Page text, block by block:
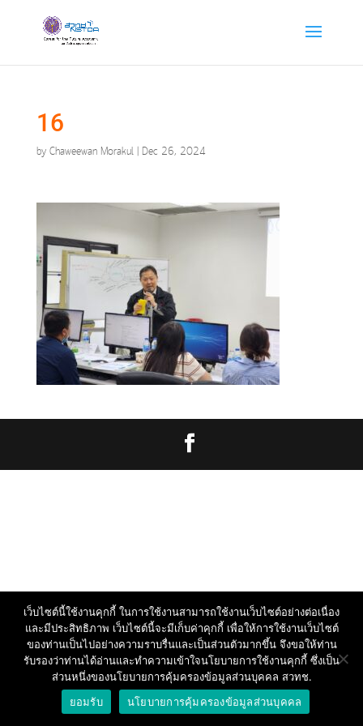
16
by Chaweewan Morakul| Dec 26, 2024
เว็บไซต์นี้ใช้งานคุกกี้ ในการใช้งานสามารถใช้งานเว็บไซต์อย่างต่อเนื่อง
และมีประสิทธิภาพ เว็บไซต์นี้จะมีเก็บค่าคุกกี้ เพื่อให้การใช้งานเว็บไซต์
ของท่านเป็นไปอย่างความราบรื่นและเป็นส่วนตัวมากขึ้น จึงขอให้ท่าน
รับรองว่าท่านได้อ่านและทำความเข้าใจนโยบายการใช้งานคุกกี้ ซึ่งเป็น
ส่วนหนึ่งของนโยบายการคุ้มครองข้อมูลส่วนบุคคล สวทช.
ยอมรับ
นโยบายการคุ้มครองข้อมูลส่วนบุคคล